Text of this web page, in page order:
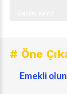
# Öne
Emekli